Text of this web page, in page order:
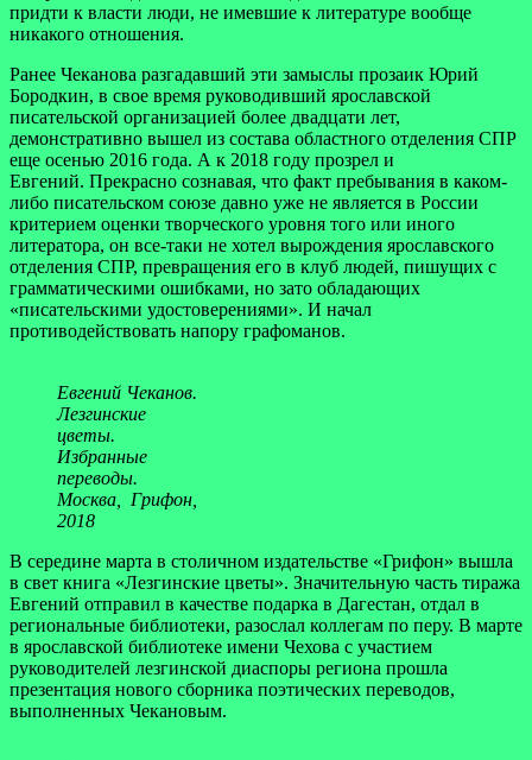
придти к власти люди, не имевшие к литературе вообще
никакого отношения.
Ранее Чеканова разгадавший эти замыслы прозаик Юрий
Бородкин, в свое время руководивший ярославской
писательской организацией более двадцати лет,
демонстративно вышел из состава областного отделения СПР
еще осенью 2016 года. А к 2018 году прозрел и
Евгений. Прекрасно сознавая, что факт пребывания в каком-
либо писательском союзе давно уже не является в России
критерием оценки творческого уровня того или иного
литератора, он все-таки не хотел вырождения ярославского
отделения СПР, превращения его в клуб людей, пишущих с
грамматическими ошибками, но зато обладающих
«писательскими удостоверениями». И начал
противодействовать напору графоманов.
Евгений Чеканов.
Лезгинские
цветы.
Избранные
переводы.
Москва, Грифон,
2018
В середине марта в столичном издательстве «Грифон» вышла
в свет книга «Лезгинские цветы». Значительную часть тиража
Евгений отправил в качестве подарка в Дагестан, отдал в
региональные библиотеки, разослал коллегам по перу. В марте
в ярославской библиотеке имени Чехова с участием
руководителей лезгинской диаспоры региона прошла
презентация нового сборника поэтических переводов,
выполненных Чекановым.